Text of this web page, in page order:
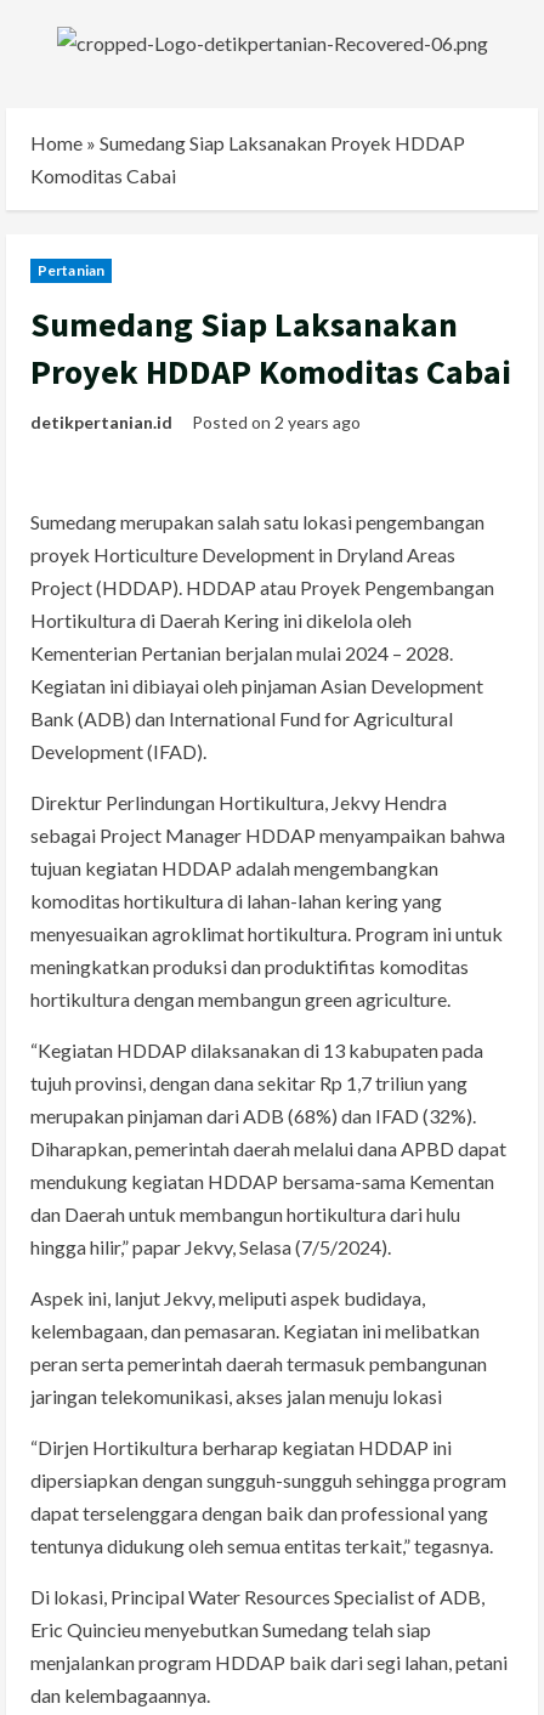
Home » Sumedang Siap Laksanakan Proyek HDDAP
Komoditas Cabai
Pertanian
Sumedang Siap Laksanakan
Proyek HDDAP Komoditas Cabai
detikpertanian.id Posted on 2 years ago
Sumedang merupakan salah satu lokasi pengembangan
proyek Horticulture Development in Dryland Areas
Project (HDDAP). HDDAP atau Proyek Pengembangan
Hortikultura di Daerah Kering ini dikelola oleh
Kementerian Pertanian berjalan mulai 2024 – 2028.
Kegiatan ini dibiayai oleh pinjaman Asian Development
Bank (ADB) dan International Fund for Agricultural
Development (IFAD).
Direktur Perlindungan Hortikultura, Jekvy Hendra
sebagai Project Manager HDDAP menyampaikan bahwa
tujuan kegiatan HDDAP adalah mengembangkan
komoditas hortikultura di lahan-lahan kering yang
menyesuaikan agroklimat hortikultura. Program ini untuk
meningkatkan produksi dan produktifitas komoditas
hortikultura dengan membangun green agriculture.
“Kegiatan HDDAP dilaksanakan di 13 kabupaten pada
tujuh provinsi, dengan dana sekitar Rp 1,7 triliun yang
merupakan pinjaman dari ADB (68%) dan IFAD (32%).
Diharapkan, pemerintah daerah melalui dana APBD dapat
mendukung kegiatan HDDAP bersama-sama Kementan
dan Daerah untuk membangun hortikultura dari hulu
hingga hilir,” papar Jekvy, Selasa (7/5/2024).
Aspek ini, lanjut Jekvy, meliputi aspek budidaya,
kelembagaan, dan pemasaran. Kegiatan ini melibatkan
peran serta pemerintah daerah termasuk pembangunan
jaringan telekomunikasi, akses jalan menuju lokasi
“Dirjen Hortikultura berharap kegiatan HDDAP ini
dipersiapkan dengan sungguh-sungguh sehingga program
dapat terselenggara dengan baik dan professional yang
tentunya didukung oleh semua entitas terkait,” tegasnya.
Di lokasi, Principal Water Resources Specialist of ADB,
Eric Quincieu menyebutkan Sumedang telah siap
menjalankan program HDDAP baik dari segi lahan, petani
dan kelembagaannya.